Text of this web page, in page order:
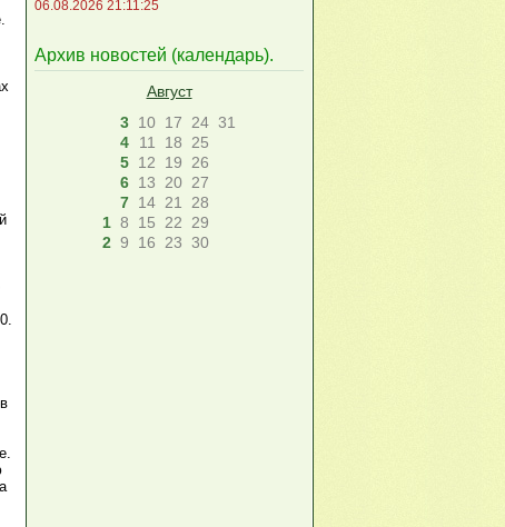
06.08.2026 21:11:25
Архив новостей (календарь).
Август
3 10 17 24 31
4
11 18
25
5 12 19
26
6 13 20 27
7 14 21
28
1 8 15 22
29
2 9 16 23 30